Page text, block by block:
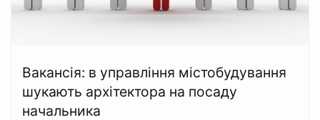
Вакансія: в управління містобудування
шукають архітектора на посаду
начальника